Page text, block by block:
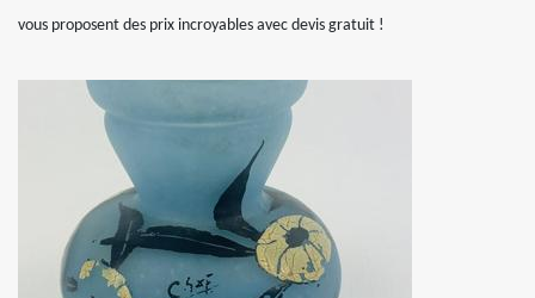
vous proposent des prix incroyables avec devis gratuit !